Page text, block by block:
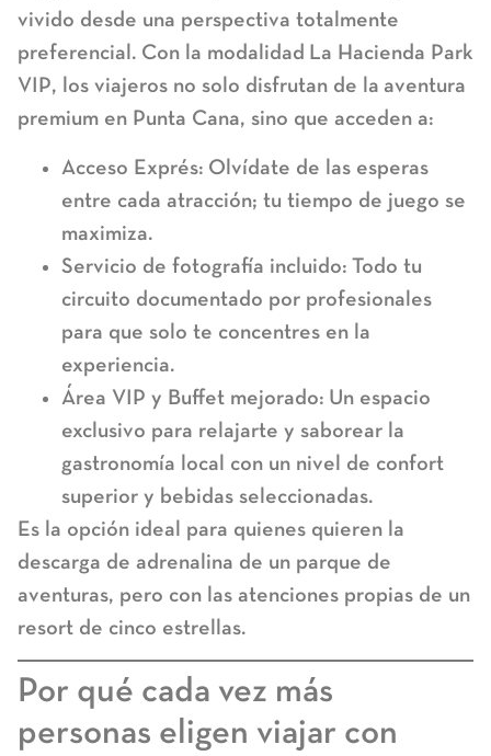
vivido desde una perspectiva totalmente
preferencial. Con la modalidad La Hacienda Park
VIP, los viajeros no solo disfrutan de la aventura
premium en Punta Cana, sino que acceden a:
Acceso Exprés: Olvídate de las esperas
entre cada atracción; tu tiempo de juego se
maximiza.
Servicio de fotografía incluido: Todo tu
circuito documentado por profesionales
para que solo te concentres en la
experiencia.
Área VIP y Buffet mejorado: Un espacio
exclusivo para relajarte y saborear la
gastronomía local con un nivel de confort
superior y bebidas seleccionadas.
Es la opción ideal para quienes quieren la
descarga de adrenalina de un parque de
aventuras, pero con las atenciones propias de un
resort de cinco estrellas.
Por qué cada vez más
personas eligen viajar con